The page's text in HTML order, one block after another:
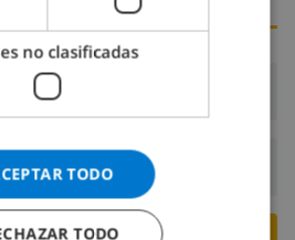
16:00 antes de 20:00
Antes de: 10:00
no clasificadas
TODO
TODO